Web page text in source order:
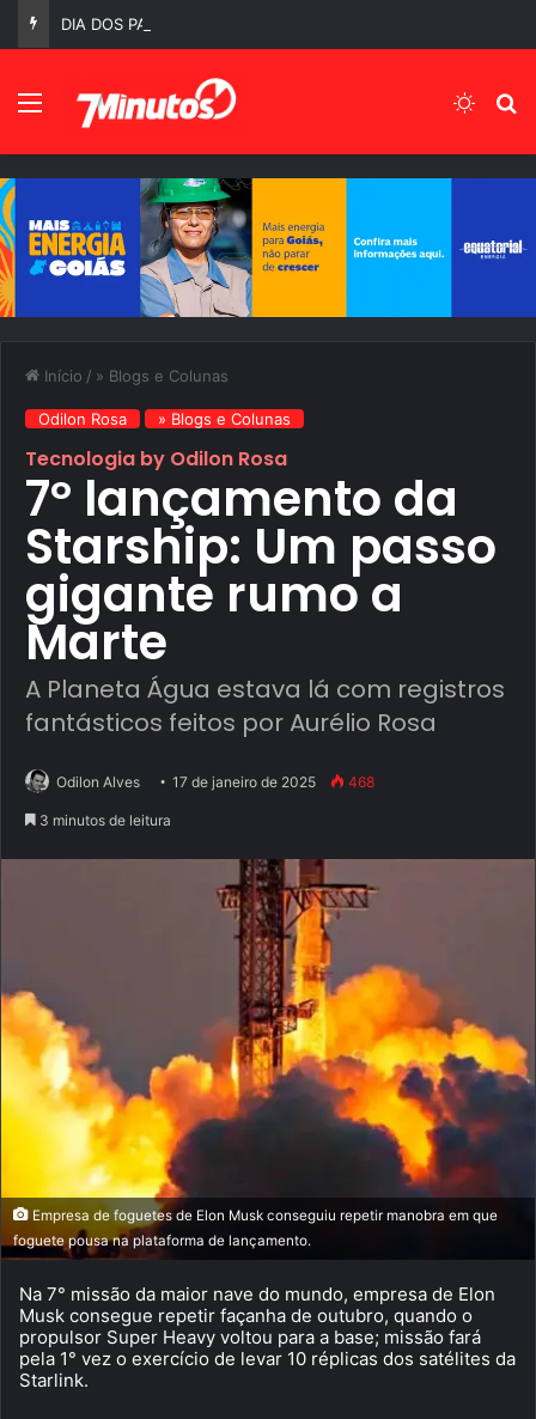
DIA DOS PAIS: MUITO ALÉM DA PRESENÇA MASCULINA…
Menu
Início / » Blogs e Colunas
Odilon Rosa » Blogs e Colunas
Tecnologia by Odilon Rosa
7º lançamento da
Starship: Um passo
gigante rumo a
Marte
A Planeta Água estava lá com registros
fantásticos feitos por Aurélio Rosa
Odilon Alves 17 de janeiro de 2025 468
3 minutos de leitura
Empresa de foguetes de Elon Musk conseguiu repetir manobra em que
foguete pousa na plataforma de lançamento.
Na 7° missão da maior nave do mundo, empresa de Elon
Musk consegue repetir façanha de outubro, quando o
propulsor Super Heavy voltou para a base; missão fará
pela 1° vez o exercício de levar 10 réplicas dos satélites da
Starlink.